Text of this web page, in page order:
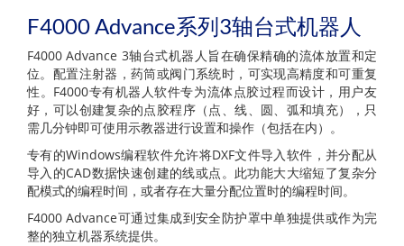
F4000 Advance系列3轴台式机器人
F4000 Advance 3轴台式机器人旨在确保精确的流体放置和定
位。配置注射器，药筒或阀门系统时，可实现高精度和可重复
性。F4000专有机器人软件专为流体点胶过程而设计，用户友
好，可以创建复杂的点胶程序（点、线、圆、弧和填充），只
需几分钟即可使用示教器进行设置和操作（包括在内）。
专有的Windows编程软件允许将DXF文件导入软件，并分配从
导入的CAD数据快速创建的线或点。此功能大大缩短了复杂分
配模式的编程时间，或者存在大量分配位置时的编程时间。
F4000 Advance可通过集成到安全防护罩中单独提供或作为完
整的独立机器系统提供。